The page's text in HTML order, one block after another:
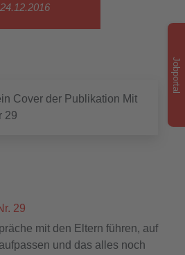
29
mit den Eltern führen, auf
und das alles noch
Jobportal